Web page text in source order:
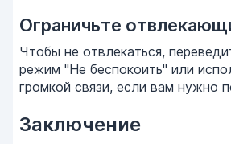
Ограничьте
Чтобы не отвлекаться,
режим "Не беспокоить" или
громкой связи, если вам нужно
Заключение